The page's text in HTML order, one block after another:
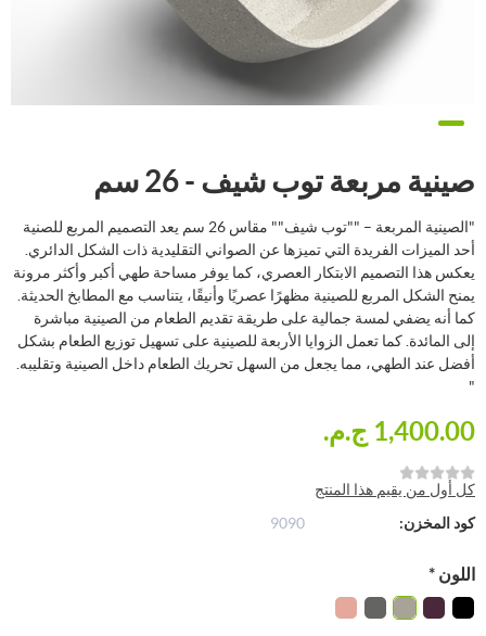
صينية مربعة توب شيف - 26 سم
"الصينية المربعة – ""توب شيف"" مقاس 26 سم يعد التصميم المربع للصنية
أحد الميزات الفريدة التي تميزها عن الصواني التقليدية ذات الشكل الدائري.
يعكس هذا التصميم الابتكار العصري، كما يوفر مساحة طهي أكبر وأكثر مرونة
يمنح الشكل المربع للصينية مظهرًا عصريًا وأنيقًا، يتناسب مع المطابخ الحديثة.
كما أنه يضفي لمسة جمالية على طريقة تقديم الطعام من الصينية مباشرة
إلى المائدة. كما تعمل الزوايا الأربعة للصينية على تسهيل توزيع الطعام بشكل
أفضل عند الطهي، مما يجعل من السهل تحريك الطعام داخل الصينية وتقليبه.
"
1,400.00 ج.م.‏
كل أول من يقيم هذا المنتج
كود المخزن:
9090
اللون *